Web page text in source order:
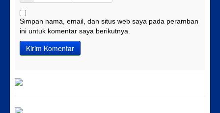
Simpan nama, email, dan situs web saya pada peramban
ini untuk komentar saya berikutnya.